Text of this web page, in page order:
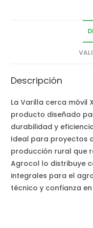
Descripción
La Varilla cerca móvil
producto diseñado
durabilidad y
Ideal para proyectos
producción rural que
Agrocol lo distribuye
integrales para el
técnico y confianza